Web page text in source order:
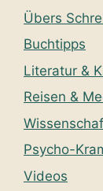
Übers
Buchtipps
Literatur &
Reisen &
Psycho-
Videos